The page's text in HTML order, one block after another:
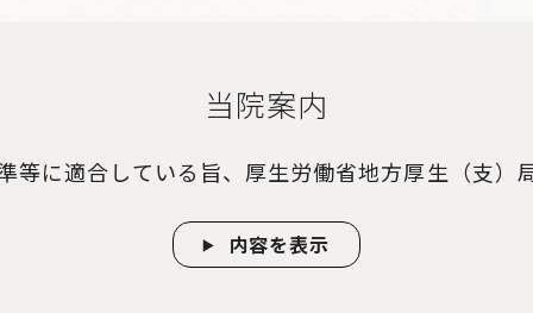
当院案内
等に適合している旨、厚生労働省地方厚生（支）